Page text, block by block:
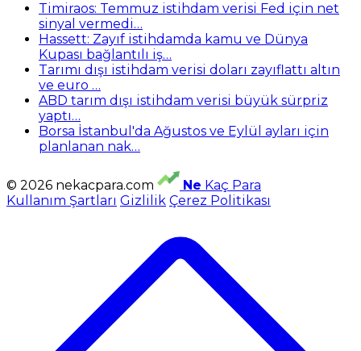
Timiraos: Temmuz istihdam verisi Fed için net
sinyal vermedi…
Hassett: Zayıf istihdamda kamu ve Dünya
Kupası bağlantılı iş…
Tarımı dışı istihdam verisi doları zayıflattı altın
ve euro …
ABD tarım dışı istihdam verisi büyük sürpriz
yaptı…
Borsa İstanbul'da Ağustos ve Eylül ayları için
planlanan nak…
© 2026 nekacpara.com Ne Kaç Para
Kullanım Şartları Gizlilik Çerez Politikası